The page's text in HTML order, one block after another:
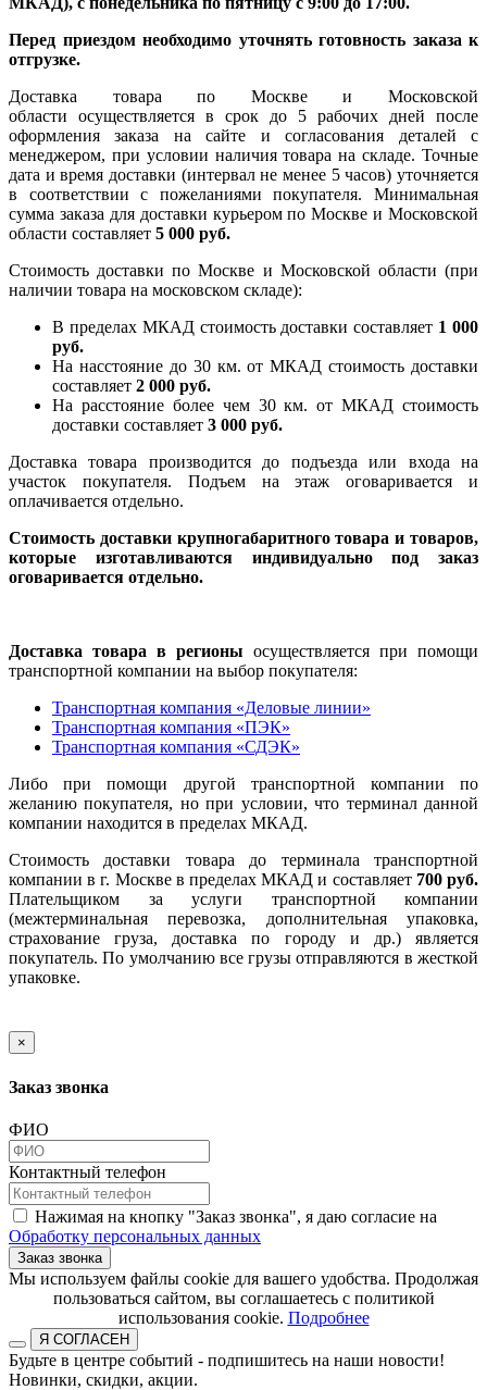
Перед приездом необходимо уточнять готовность заказа к
отгрузке.
Доставка товара по Москве и Московской
области осуществляется в срок до 5 рабочих дней после
оформления заказа на сайте и согласования деталей с
менеджером, при условии наличия товара на складе. Точные
дата и время доставки (интервал не менее 5 часов) уточняется
в соответствии с пожеланиями покупателя. Минимальная
сумма заказа для доставки курьером по Москве и Московской
области составляет 5 000 руб.
Стоимость доставки по Москве и Московской области (при
наличии товара на московском складе):
В пределах МКАД стоимость доставки составляет 1 000
руб.
На насcтояние до 30 км. от МКАД стоимость доставки
составляет 2 000 руб.
На расстояние более чем 30 км. от МКАД стоимость
доставки составляет 3 000 руб.
Доставка товара производится до подъезда или входа на
участок покупателя. Подъем на этаж оговаривается и
оплачивается отдельно.
Стоимость доставки крупногабаритного товара и товаров,
которые изготавливаются индивидуально под заказ
оговаривается отдельно.
Доставка товара в регионы осуществляется при помощи
транспортной компании на выбор покупателя:
Транспортная компания «Деловые линии»
Транспортная компания «ПЭК»
Транспортная компания «СДЭК»
Либо при помощи другой транспортной компании по
желанию покупателя, но при условии, что терминал данной
компании находится в пределах МКАД.
Стоимость доставки товара до терминала транспортной
компании в г. Москве в пределах МКАД и составляет 700 руб.
Плательщиком за услуги транспортной компании
(межтерминальная перевозка, дополнительная упаковка,
страхование груза, доставка по городу и др.) является
покупатель. По умолчанию все грузы отправляются в жесткой
упаковке.
×
Заказ звонка
ФИО
Контактный телефон
Нажимая на кнопку "Заказ звонка", я даю согласие на
Обработку персональных данных
Заказ звонка
​​​​​​​Мы используем файлы cookie для вашего удобства. Продолжая
пользоваться сайтом, вы соглашаетесь с политикой
использования cookie.​​​​​​​ Подробнее
Я СОГЛАСЕН
Будьте в центре событий - подпишитесь на наши новости!
Новинки, скидки, акции.